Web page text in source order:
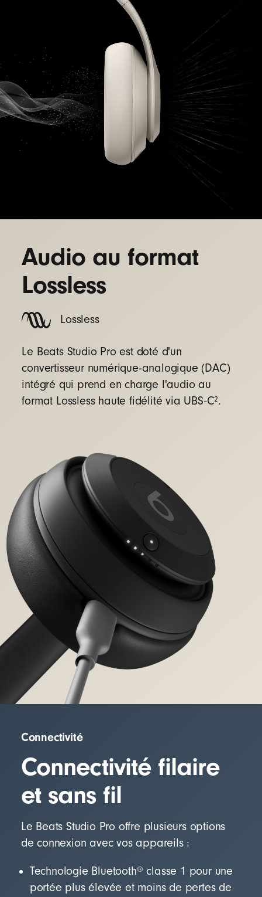
Audio au format
Lossless
Lossless
Le Beats Studio Pro est doté d'un
convertisseur numérique-analogique (DAC)
intégré qui prend en charge l'audio au
format Lossless haute fidélité via UBS-C2.
Connectivité
Connectivité filaire
et sans fil
Le Beats Studio Pro offre plusieurs options
de connexion avec vos appareils :
Technologie Bluetooth® classe 1 pour une
portée plus élevée et moins de pertes de